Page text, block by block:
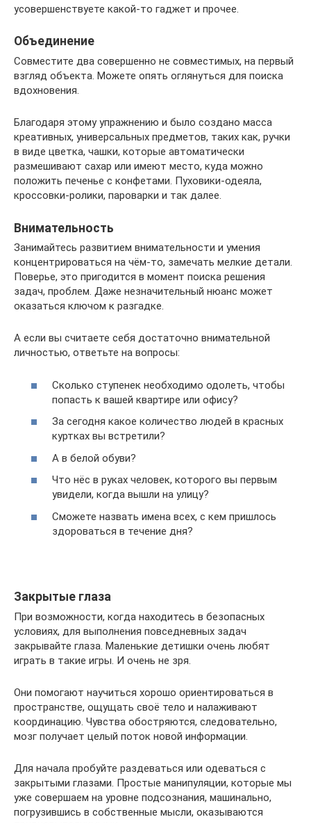
усовершенствуете какой-то гаджет и прочее.
Объединение
Совместите два совершенно не совместимых, на первый
взгляд объекта. Можете опять оглянуться для поиска
вдохновения.
Благодаря этому упражнению и было создано масса
креативных, универсальных предметов, таких как, ручки
в виде цветка, чашки, которые автоматически
размешивают сахар или имеют место, куда можно
положить печенье с конфетами. Пуховики-одеяла,
кроссовки-ролики, пароварки и так далее.
Внимательность
Занимайтесь развитием внимательности и умения
концентрироваться на чём-то, замечать мелкие детали.
Поверье, это пригодится в момент поиска решения
задач, проблем. Даже незначительный нюанс может
оказаться ключом к разгадке.
А если вы считаете себя достаточно внимательной
личностью, ответьте на вопросы:
Сколько ступенек необходимо одолеть, чтобы
попасть к вашей квартире или офису?
За сегодня какое количество людей в красных
куртках вы встретили?
А в белой обуви?
Что нёс в руках человек, которого вы первым
увидели, когда вышли на улицу?
Сможете назвать имена всех, с кем пришлось
здороваться в течение дня?
Закрытые глаза
При возможности, когда находитесь в безопасных
условиях, для выполнения повседневных задач
закрывайте глаза. Маленькие детишки очень любят
играть в такие игры. И очень не зря.
Они помогают научиться хорошо ориентироваться в
пространстве, ощущать своё тело и налаживают
координацию. Чувства обостряются, следовательно,
мозг получает целый поток новой информации.
Для начала пробуйте раздеваться или одеваться с
закрытыми глазами. Простые манипуляции, которые мы
уже совершаем на уровне подсознания, машинально,
погрузившись в собственные мысли, оказываются